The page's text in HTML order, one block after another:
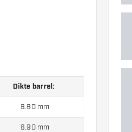
Dikte barrel:
6.80 mm
6.90 mm